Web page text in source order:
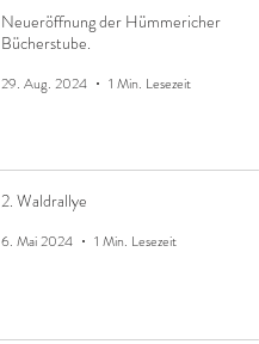
Neueröffnung der Hümmericher
Bücherstube.
29. Aug. 2024 1 Min. Lesezeit
2. Waldrallye
6. Mai 2024 1 Min. Lesezeit